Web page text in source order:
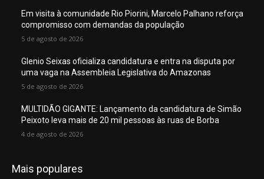
Em visita à comunidade Rio Piorini, Marcelo Palhano reforça
compromisso com demandas da população
5 de agosto de 2026
Glenio Seixas oficializa candidatura e entra na disputa por
uma vaga na Assembleia Legislativa do Amazonas
5 de agosto de 2026
MULTIDÃO GIGANTE: Lançamento da candidatura de Simão
Peixoto leva mais de 20 mil pessoas às ruas de Borba
4 de agosto de 2026
Mais populares